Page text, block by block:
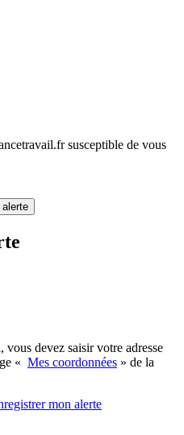
susceptible de vous
alerte
devez saisir votre adresse
« Mes coordonnées » de la
mon alerte